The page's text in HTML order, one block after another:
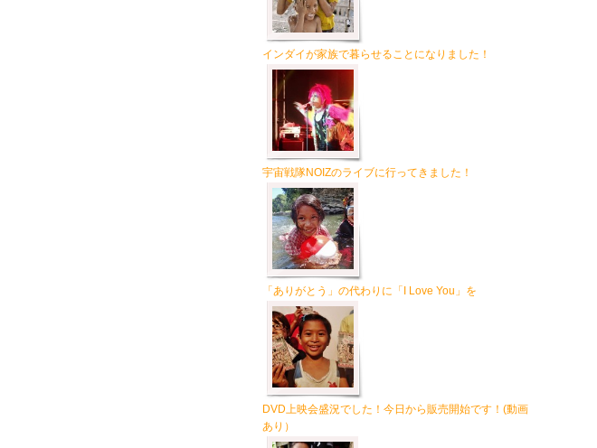
インダイが家族で暮らせることになりました！
宇宙戦隊NOIZのライブに行ってきました！
「ありがとう」の代わりに「I Love You」を
DVD上映会盛況でした！今日から販売開始です！(動画
あり）